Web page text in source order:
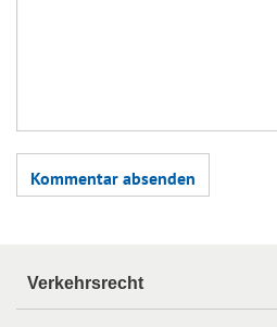
Verkehrsrecht